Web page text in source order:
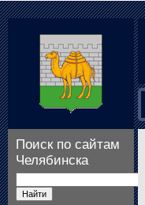
Поиск по сайтам
Челябинска